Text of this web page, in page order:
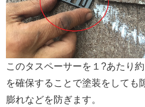
このタスペーサーを１?あたり
を確保することで塗装をしても
膨れなどを防ぎます。